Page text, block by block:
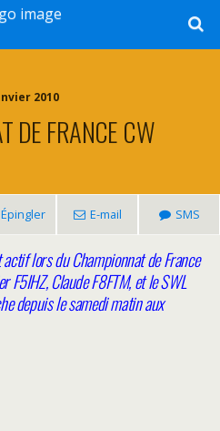
2010
DE FRANCE CW
Épingler E-mail SMS
lors du Championnat de France
F5IHZ, Claude F8FTM, et le SWL
depuis le samedi matin aux